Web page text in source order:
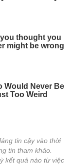
tin cậy vào thời
tin tham khảo.
kết quả nào từ việc